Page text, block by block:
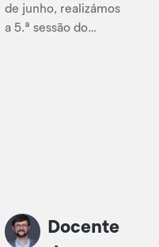
de junho, realizámos
a 5.ª sessão do
Mendes, formadora
do Município de
Docente